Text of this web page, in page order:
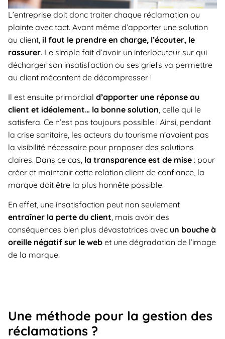
L’entreprise doit donc traiter chaque réclamation ou
plainte avec tact. Avant même d’apporter une solution
au client, il faut le prendre en charge, l’écouter, le
rassurer. Le simple fait d’avoir un interlocuteur sur qui
décharger son insatisfaction ou ses griefs va permettre
au client mécontent de décompresser !
Il est ensuite primordial d’apporter une réponse au
client et idéalement… la bonne solution, celle qui le
satisfera. Ce n’est pas toujours possible ! Ainsi, pendant
la crise sanitaire, les acteurs du tourisme n’avaient pas
la visibilité nécessaire pour proposer des solutions
claires. Dans ce cas, la transparence est de mise : pour
créer et maintenir cette relation client de confiance, la
marque doit être la plus honnête possible.
En effet, une insatisfaction peut non seulement
entraîner la perte du client, mais avoir des
conséquences bien plus dévastatrices avec un bouche à
oreille négatif sur le web et une dégradation de l’image
de la marque.
Une méthode pour la gestion des
réclamations ?